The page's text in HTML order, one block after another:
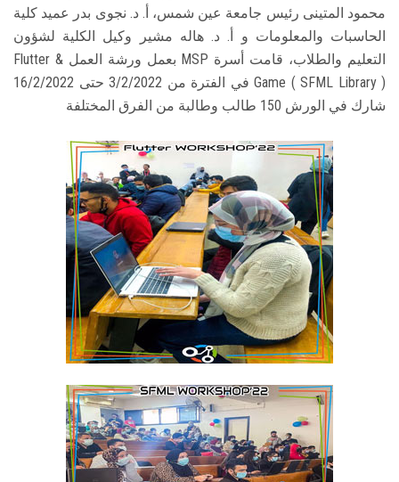
محمود المتينى رئيس جامعة عين شمس، أ. د. نجوى بدر عميد كلية
الحاسبات والمعلومات و أ. د. هاله مشير وكيل الكلية لشؤون
التعليم والطلاب، قامت أسرة MSP بعمل ورشة العمل Flutter &
Game ( SFML Library ) في الفترة من 3/2/2022 حتى 16/2/2022
شارك في الورش 150 طالب وطالبة من الفرق المختلفة